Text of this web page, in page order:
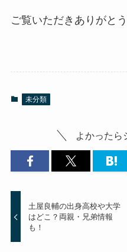
ご覧いただきありがと
未分類
よかったら
土屋良輔の出身高校や大学
はどこ？両親・兄弟情報
も！